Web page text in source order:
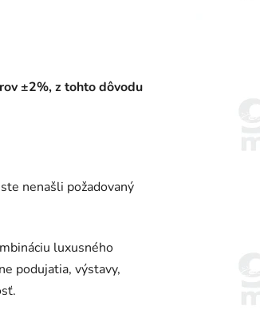
±2%, z tohto dôvodu
nenašli požadovaný
luxusného
podujatia, výstavy,